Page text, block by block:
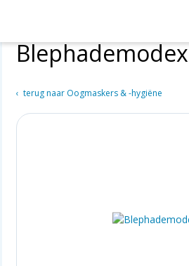
Blephademodex
terug naar Oogmaskers & -hygiëne